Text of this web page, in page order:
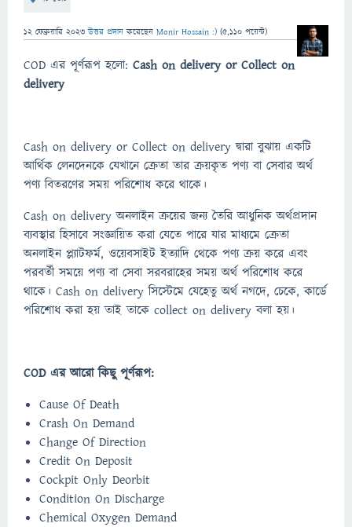
12 ফেব্রুয়ারি 2023 উত্তর প্রদান করেছেন Monir Hossain :) (5,110 পয়েন্ট)
COD এর পূর্ণরূপ হলো: Cash on delivery or Collect on
delivery
Cash on delivery or Collect on delivery দ্বারা বুঝায় একটি
আর্থিক লেনদেনকে যেখানে ক্রেতা তার ক্রয়কৃত পণ্য বা সেবার অর্থ
পণ্য বিতরণের সময় পরিশোধ করে থাকে।
Cash on delivery অনলাইন ক্রয়ের জন্য তৈরি আধুনিক অর্থপ্রদান
ব্যবস্থার হিসাবে সংজ্ঞায়িত করা যেতে পারে যার মাধ্যমে ক্রেতা
অনলাইন প্ল্যাটফর্ম, ওয়েবসাইট ইত্যাদি থেকে পণ্য ক্রয় করে এবং
পরবর্তী সময়ে পণ্য বা সেবা সরবরাহের সময় অর্থ পরিশোধ করে
থাকে। Cash on delivery সিস্টেমে যেহেতু অর্থ নগদে, চেকে, কার্ডে
পরিশোধ করা হয় তাই তাকে collect on delivery বলা হয়।
COD এর আরো কিছু পূর্ণরূপ:
Cause Of Death
Crash On Demand
Change Of Direction
Credit On Deposit
Cockpit Only Deorbit
Condition On Discharge
Chemical Oxygen Demand